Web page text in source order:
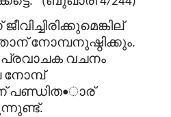
ജീവിച്ചിരിക്കുമെങ്കില്
നോമ്പനുഷ്ഠിക്കും.
പ്രവാചക വചനം
നോമ്പ്
പണ്ഡിത•ാര്
.